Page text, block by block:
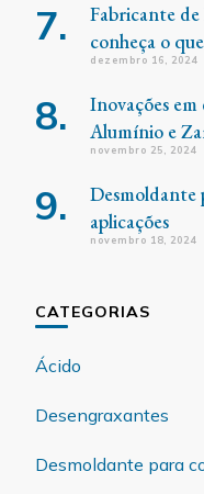
Fabricante de
conheça o
dezembro 16, 2024
Inovações
Alumínio e
novembro 25, 2024
Desmoldante
aplicações
novembro 18, 2024
CATEGORIAS
Ácido
Desengraxantes
Desmoldante para